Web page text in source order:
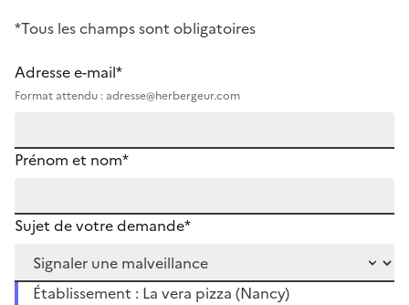
*Tous les champs sont obligatoires
Adresse e-mail*
Format attendu : adresse@herbergeur.com
Prénom et nom*
Sujet de votre demande*
Établissement : La vera pizza (Nancy)